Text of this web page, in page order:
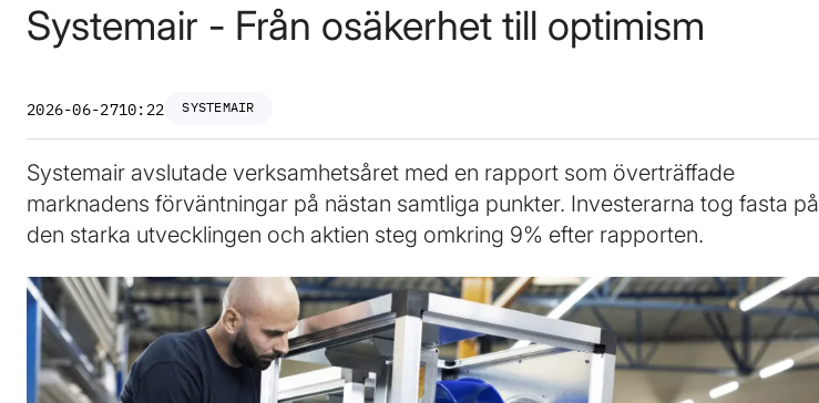
Systemair - Från osäkerhet till optimism
2026-06-2710:22 SYSTEMAIR
Systemair avslutade verksamhetsåret med en rapport som överträffade
marknadens förväntningar på nästan samtliga punkter. Investerarna tog fasta på
den starka utvecklingen och aktien steg omkring 9% efter rapporten.